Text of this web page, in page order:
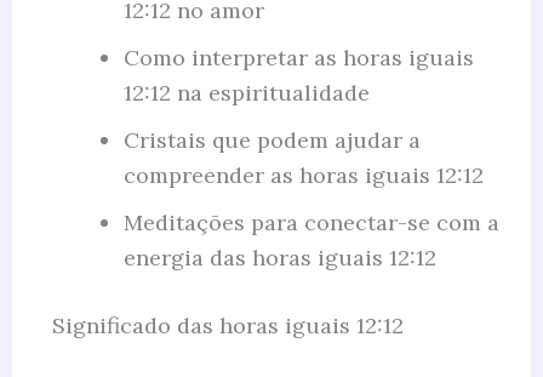
12:12 no amor
Como interpretar as horas iguais
12:12 na espiritualidade
Cristais que podem ajudar a
compreender as horas iguais 12:12
Meditações para conectar-se com a
energia das horas iguais 12:12
Significado das horas iguais 12:12